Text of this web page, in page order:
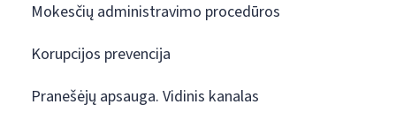
Mokesčių administravimo procedūros
Korupcijos prevencija
Pranešėjų apsauga. Vidinis kanalas